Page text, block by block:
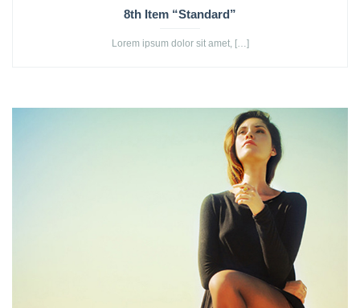
8th Item “Standard”
Lorem ipsum dolor sit amet, […]